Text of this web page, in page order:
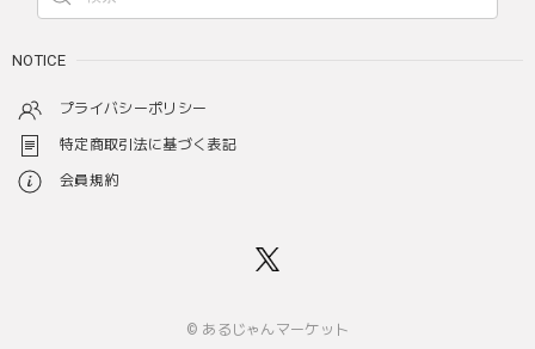
NOTICE
プライバシーポリシー
特定商取引法に基づく表記
会員規約
© あるじゃんマーケット